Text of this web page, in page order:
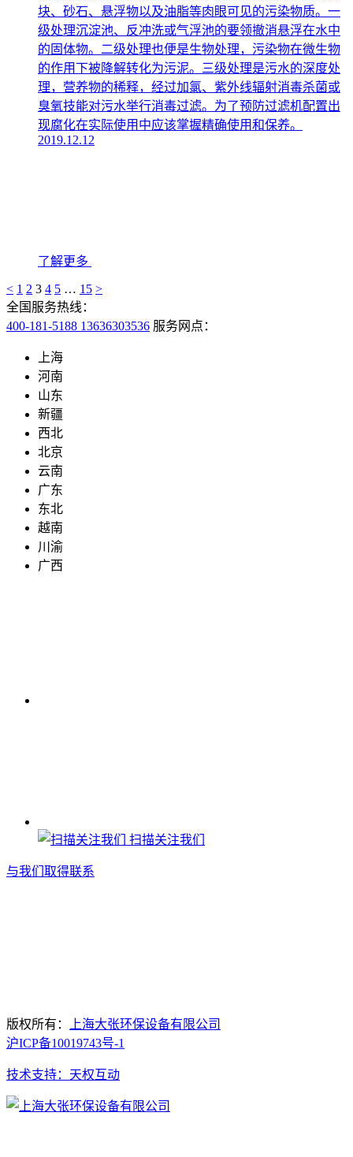
块、砂石、悬浮物以及油脂等肉眼可见的污染物质。一
级处理沉淀池、反冲洗或气浮池的要领撤消悬浮在水中
的固体物。二级处理也便是生物处理，污染物在微生物
的作用下被降解转化为污泥。三级处理是污水的深度处
理，营养物的稀释，经过加氯、紫外线辐射消毒杀菌或
臭氧技能对污水举行消毒过滤。为了预防过滤机配置出
现腐化在实际使用中应该掌握精确使用和保养。
2019.12.12
了解更多
< 1 2 3 4 5 … 15 >
全国服务热线：
400-181-5188 13636303536 服务网点：
上海
河南
山东
新疆
西北
北京
云南
广东
东北
越南
川渝
广西
扫描关注我们
与我们取得联系
版权所有：
上海大张环保设备有限公司
沪ICP备10019743号-1
技术支持：天权互动